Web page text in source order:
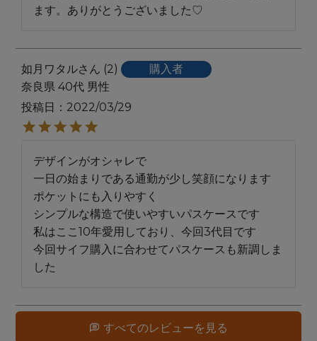
ます。ありがとうございました♡
如月ワタル 2
購入者
奈良県 40代 男性
投稿日
2022/03/29
デザインがオシャレで
一日の始まりである通勤が少し笑顔になります
ポケットにも入りやすく
シンプルな構造で使いやすいパスケースです
私はここ10年愛用しており、今回3代目です
今回サイフ購入に合わせてパスケースも新調しま
した
すべてのレビューを見る